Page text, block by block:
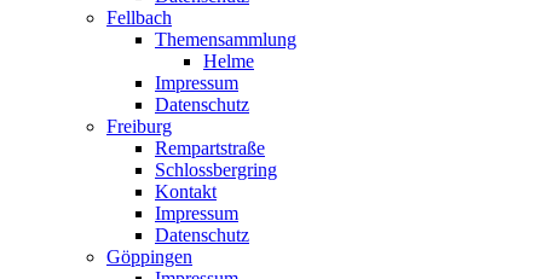
Fellbach
Themensammlung
Helme
Impressum
Datenschutz
Freiburg
Rempartstraße
Schlossbergring
Kontakt
Impressum
Datenschutz
Göppingen